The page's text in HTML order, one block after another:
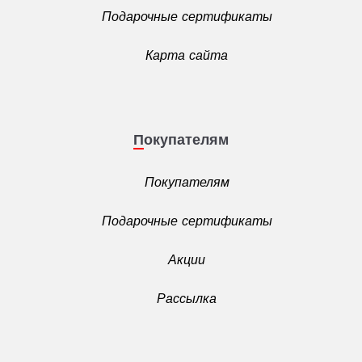
Подарочные сертификаты
Карта сайта
Покупателям
Покупателям
Подарочные сертификаты
Акции
Рассылка